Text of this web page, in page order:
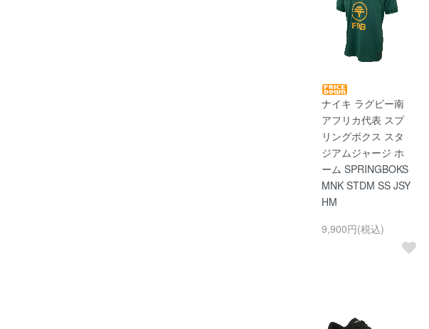
ナイキ ラグビー南
アフリカ代表 スプ
リングボクス スタ
ジアムジャージ ホ
ーム SPRINGBOKS
MNK STDM SS JSY
HM
9,900円(税込)